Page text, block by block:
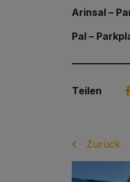
Arinsal –
Pal –
Teilen
Zurück